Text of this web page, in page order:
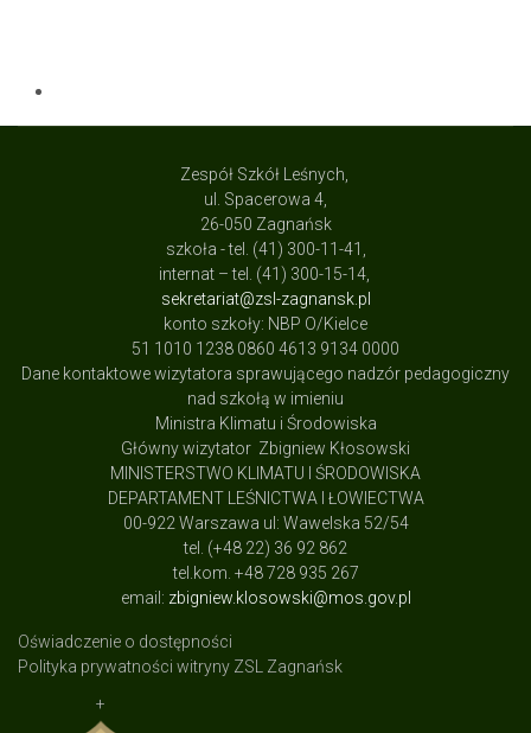
Zespół Szkół Leśnych,
ul. Spacerowa 4,
26-050 Zagnańsk
szkoła - tel. (41) 300-11-41,
internat – tel. (41) 300-15-14,
sekretariat@zsl-zagnansk.pl
konto szkoły: NBP O/Kielce
51 1010 1238 0860 4613 9134 0000
Dane kontaktowe wizytatora sprawującego nadzór pedagogiczny
nad szkołą w imieniu
Ministra Klimatu i Środowiska
Główny wizytator Zbigniew Kłosowski
MINISTERSTWO KLIMATU I ŚRODOWISKA
DEPARTAMENT LEŚNICTWA I ŁOWIECTWA
00-922 Warszawa ul: Wawelska 52/54
tel. (+48 22) 36 92 862
tel.kom. +48 728 935 267
email: zbigniew.klosowski@mos.gov.pl
Oświadczenie o dostępności
Polityka prywatności witryny ZSL Zagnańsk
+